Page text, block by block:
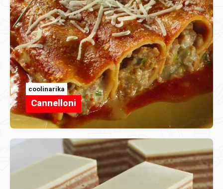
coolinarika
Cannelloni